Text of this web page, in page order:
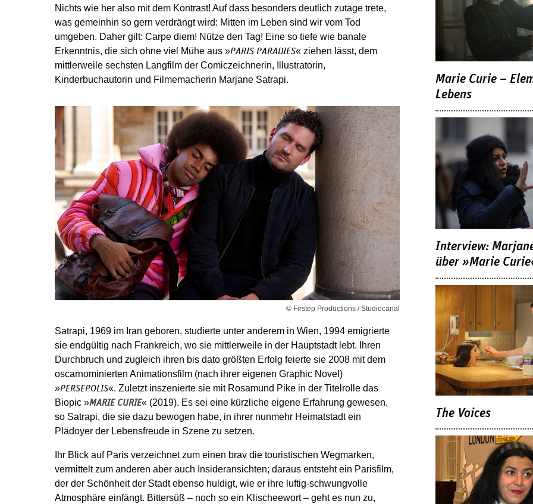
Nichts wie her also mit dem Kontrast! Auf dass besonders deutlich zutage trete,
was gemeinhin so gern verdrängt wird: Mitten im Leben sind wir vom Tod
umgeben. Daher gilt: Carpe diem! Nütze den Tag! Eine so tiefe wie banale
Erkenntnis, die sich ohne viel Mühe aus »PARIS PARADIES« ziehen lässt, dem
mittlerweile sechsten Langfilm der Comiczeichnerin, Illustratorin,
Kinderbuchautorin und Filmemacherin Marjane Satrapi.
© Firstep Productions / Studiocanal
Satrapi, 1969 im Iran geboren, studierte unter anderem in Wien, 1994 emigrierte
sie endgültig nach Frankreich, wo sie mittlerweile in der Hauptstadt lebt. Ihren
Durchbruch und zugleich ihren bis dato größten Erfolg feierte sie 2008 mit dem
oscarnominierten Animationsfilm (nach ihrer eigenen Graphic Novel)
»PERSEPOLIS«. Zuletzt inszenierte sie mit Rosamund Pike in der Titelrolle das
Biopic »MARIE CURIE« (2019). Es sei eine kürzliche eigene Erfahrung gewesen,
so Satrapi, die sie dazu bewogen habe, in ihrer nunmehr Heimatstadt ein
Plädoyer der Lebensfreude in Szene zu setzen.
Ihr Blick auf Paris verzeichnet zum einen brav die touristischen Wegmarken,
vermittelt zum anderen aber auch Insideransichten; daraus entsteht ein Parisfilm,
der der Schönheit der Stadt ebenso huldigt, wie er ihre luftig-schwungvolle
Atmosphäre einfängt. Bittersüß – noch so ein Klischeewort – geht es nun zu,
Marie Curie –
Lebens
Interview:
über »Marie
The Voices